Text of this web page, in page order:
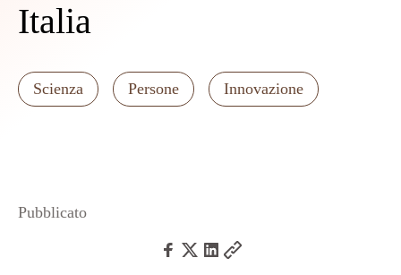
Italia
Scienza Persone Innovazione
Pubblicato